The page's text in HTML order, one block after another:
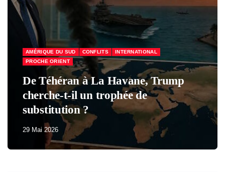
AMÉRIQUE DU SUD CONFLITS
INTERNATIONAL
PROCHE ORIENT
De Téhéran à La Havane, Trump
cherche-t-il un trophée de
substitution ?
29 Mai 2026